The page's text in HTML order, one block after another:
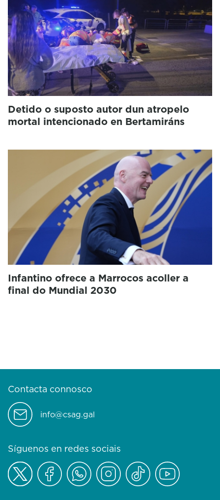
Detido o suposto autor dun atropelo
mortal intencionado en Bertamiráns
Infantino ofrece a Marrocos acoller a
final do Mundial 2030
Contacta connosco
info@csag.gal
Síguenos en redes sociais